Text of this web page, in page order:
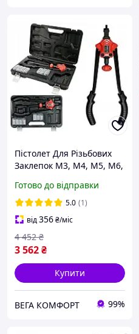
Пістолет Для Різьбових
Заклепок M3, M4, М5, М6,
36128)
Готово до відправки
5.0 (1)
від356₴/міс
3 562₴
4 452 ₴
Купити
ВЕГА КОМФОРТ 99%